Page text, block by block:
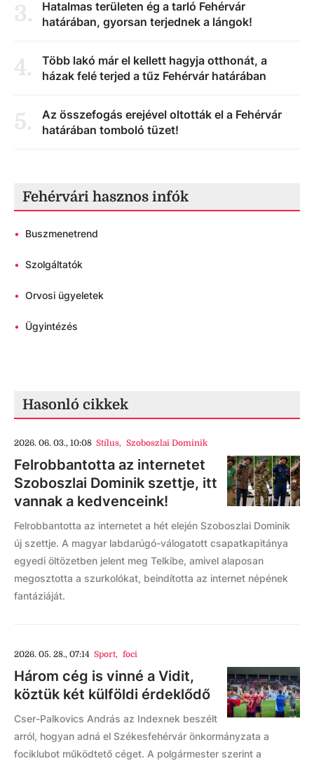
3.
Hatalmas területen ég a tarló Fehérvár
határában, gyorsan terjednek a lángok!
4.
Több lakó már el kellett hagyja otthonát, a
házak felé terjed a tűz Fehérvár határában
5.
Az összefogás erejével oltották el a Fehérvár
határában tomboló tüzet!
Fehérvári hasznos infók
• Buszmenetrend
• Szolgáltatók
• Orvosi ügyeletek
• Ügyintézés
Hasonló cikkek
2026. 06. 03., 10:08 Stílus, Szoboszlai Dominik
Felrobbantotta az internetet
Szoboszlai Dominik szettje, itt
vannak a kedvenceink!
Felrobbantotta az internetet a hét elején Szoboszlai Dominik
új szettje. A magyar labdarúgó-válogatott csapatkapitánya
egyedi öltözetben jelent meg Telkibe, amivel alaposan
megosztotta a szurkolókat, beindította az internet népének
fantáziáját.
2026. 05. 28., 07:14 Sport, foci
Három cég is vinné a Vidit,
köztük két külföldi érdeklődő
Cser-Palkovics András az Indexnek beszélt
arról, hogyan adná el Székesfehérvár önkormányzata a
fociklubot működtető céget. A polgármester szerint a